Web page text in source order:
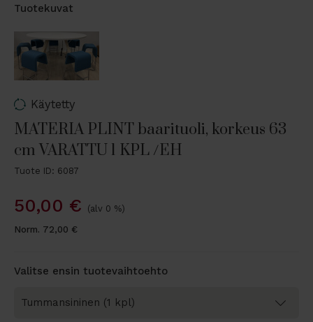
Tuotekuvat
Käytetty
MATERIA PLINT baarituoli, korkeus 63
cm VARATTU 1 KPL /EH
Tuote ID: 6087
50,00 €
(alv 0 %)
Norm. 72,00 €
Valitse ensin tuotevaihtoehto